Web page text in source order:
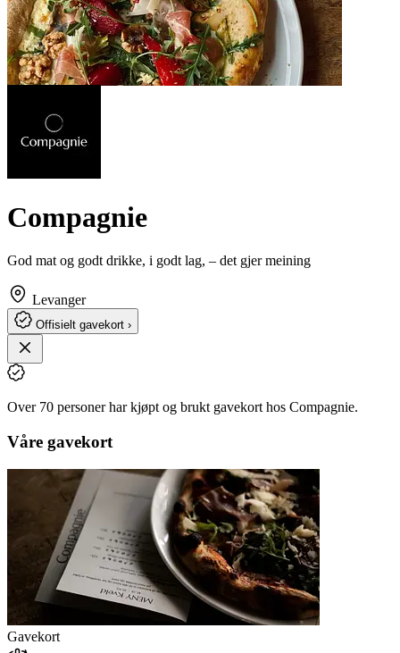
Compagnie
God mat og godt drikke, i godt lag, – det gjer meining
Levanger
Offisielt gavekort ›
Over 70 personer har kjøpt og brukt gavekort hos Compagnie.
Våre gavekort
Gavekort